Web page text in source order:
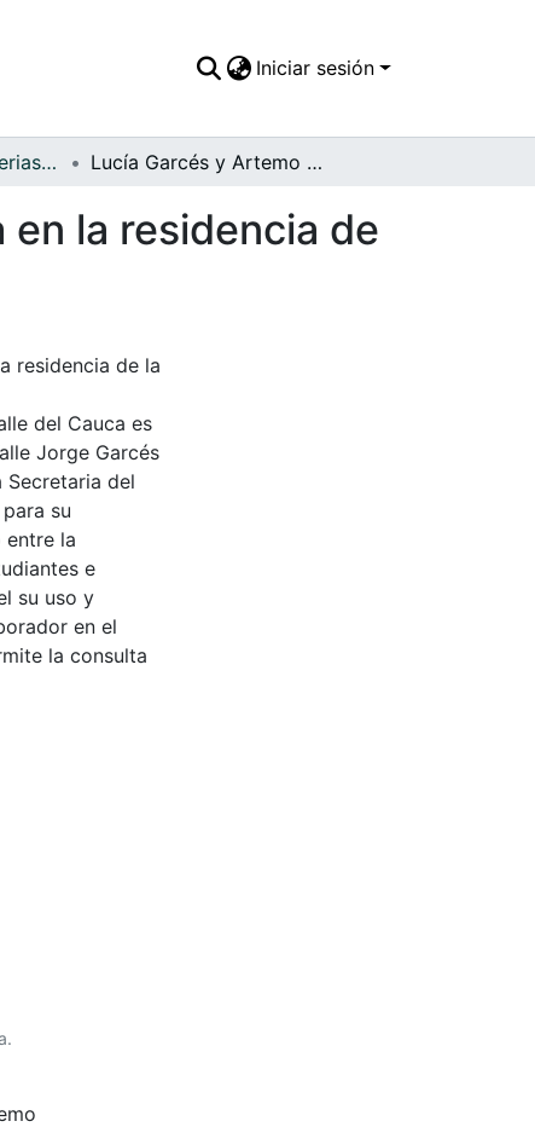
Iniciar sesión
APFFVC - Fiestas, Ferias y Carnavales - Patrimonial Lucía Garcés y Artemo Franco,durante una fiesta en la residencia de la familia Vidal Cuadros
la residencia de
residencia de la
del Cauca es
Jorge Garcés
del
su
entre la
e
su uso y
en el
la consulta